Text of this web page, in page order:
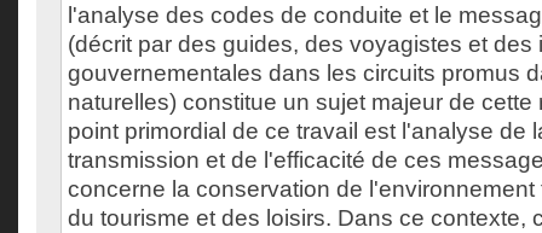
l'analyse des codes de conduite et le
(décrit par des guides, des voyagistes et des
gouvernementales dans les circuits promus
naturelles) constitue un sujet majeur de cette
point primordial de ce travail est l'analyse de
transmission et de l'efficacité de ces
concerne la conservation de
du tourisme et des loisirs. Dans ce contexte,